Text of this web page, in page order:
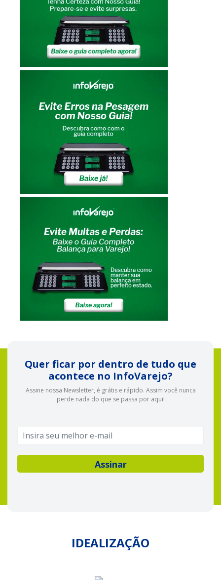
Quer ficar por dentro de tudo que
acontece no InfoVarejo?
Assine nossa Newsletter, é grátis e rápido. Assim você nunca
perde nada do que se passa por aqui!
IDEALIZAÇÃO